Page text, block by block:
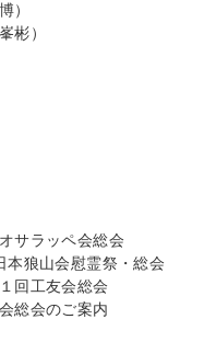
）
彬）
サラッペ会総会
本狼山会慰霊祭・総会
回工友会総会
総会のご案内